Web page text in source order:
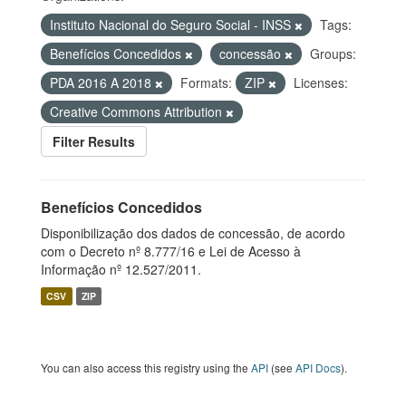
Instituto Nacional do Seguro Social - INSS
Tags:
Benefícios Concedidos
concessão
Groups:
PDA 2016 A 2018
Formats: ZIP
Licenses:
Creative Commons Attribution
Filter Results
Benefícios Concedidos
Disponibilização dos dados de concessão, de acordo
com o Decreto nº 8.777/16 e Lei de Acesso à
Informação nº 12.527/2011.
CSV ZIP
You can also access this registry using the API (see API Docs).